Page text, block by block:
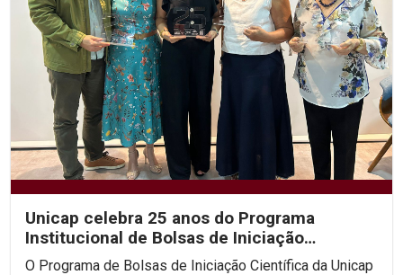
Unicap celebra 25 anos do Programa
Institucional de Bolsas de Iniciação
Científica
O Programa de Bolsas de Iniciação Científica da Unicap